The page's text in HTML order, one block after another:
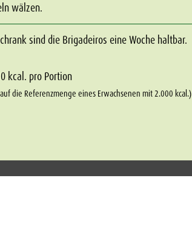
wälzen.
sind die Brigadeiros eine Woche haltbar.
kcal. pro Portion
die Referenzmenge eines Erwachsenen mit 2.000 kcal.)